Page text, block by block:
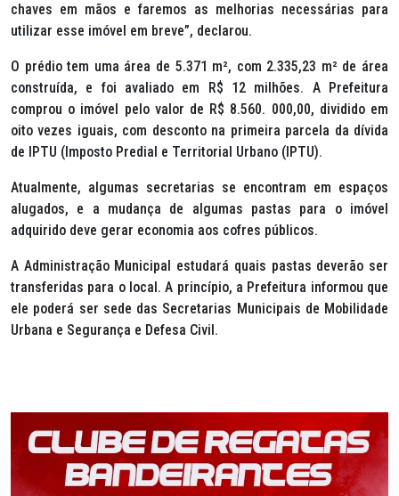
chaves em mãos e faremos as melhorias necessárias para
utilizar esse imóvel em breve”, declarou.
O prédio tem uma área de 5.371 m², com 2.335,23 m² de área
construída, e foi avaliado em R$ 12 milhões. A Prefeitura
comprou o imóvel pelo valor de R$ 8.560. 000,00, dividido em
oito vezes iguais, com desconto na primeira parcela da dívida
de IPTU (Imposto Predial e Territorial Urbano (IPTU).
Atualmente, algumas secretarias se encontram em espaços
alugados, e a mudança de algumas pastas para o imóvel
adquirido deve gerar economia aos cofres públicos.
A Administração Municipal estudará quais pastas deverão ser
transferidas para o local. A princípio, a Prefeitura informou que
ele poderá ser sede das Secretarias Municipais de Mobilidade
Urbana e Segurança e Defesa Civil.